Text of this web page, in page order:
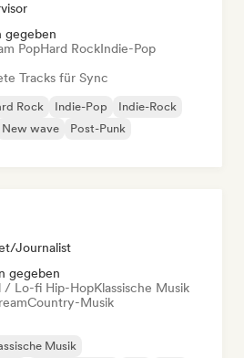
gegeben
PopHard RockIndie-Pop
Tracks für Sync
Rock Indie-Pop
Indie-Rock
New wave
Post-Punk
Journalist
gegeben
/ Lo-fi Hip-HopKlassische Musik
Country-Musik
Musik